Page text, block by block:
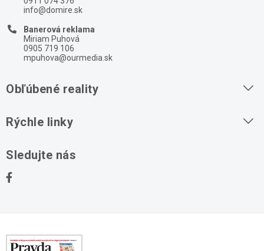
info@domire.sk
Banerová reklama
Miriam Puhová
0905 719 106
mpuhova@ourmedia.sk
Obľúbené reality
Domy na predaj
Stavebné pozemky
Rýchle linky
Sledujte nás